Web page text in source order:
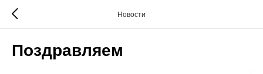
Новости
Поздравляем